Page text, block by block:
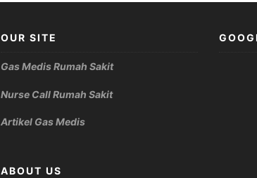
OUR SITE
Gas Medis Rumah Sakit
Nurse Call Rumah Sakit
Artikel Gas Medis
ABOUT US